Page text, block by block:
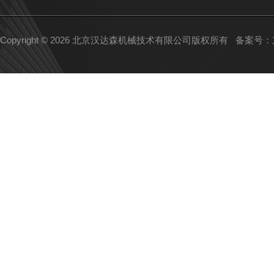
Copyright © 2026 北京汉达森机械技术有限公司版权所有 备案号：